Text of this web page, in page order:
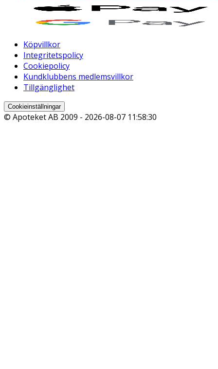
Köpvillkor
Integritetspolicy
Cookiepolicy
Kundklubbens medlemsvillkor
Tillgänglighet
Cookieinställningar
© Apoteket AB 2009 - 2026-08-07 11:58:30